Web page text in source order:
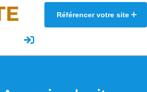
Référencer votre site